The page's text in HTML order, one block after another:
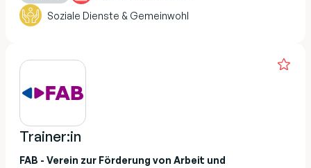
Soziale Dienste & Gemeinwohl
Trainer:in
FAB - Verein zur Förderung von Arbeit und